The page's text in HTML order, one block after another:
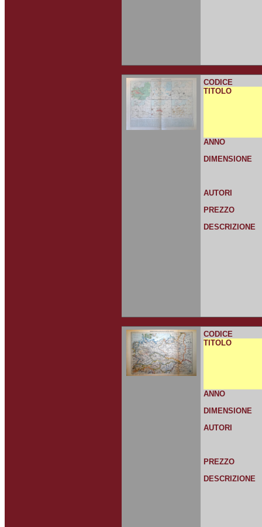
CODICE
TITOLO
ANNO
DIMENSIONE
AUTORI
PREZZO
DESCRIZIONE
CODICE
TITOLO
ANNO
DIMENSIONE
AUTORI
PREZZO
DESCRIZIONE